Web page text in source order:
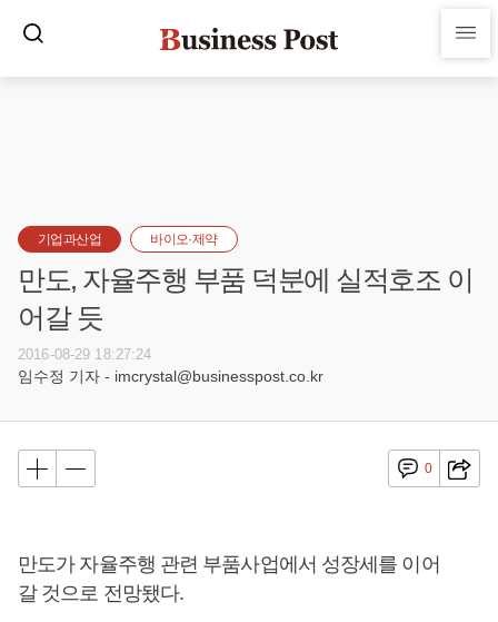
기업과산업 바이오·제약
만도, 자율주행 부품 덕분에 실적호조 이
어갈 듯
2016-08-29 18:27:24
임수정 기자 - imcrystal@businesspost.co.kr
0
만도가 자율주행 관련 부품사업에서 성장세를 이어
갈 것으로 전망됐다.